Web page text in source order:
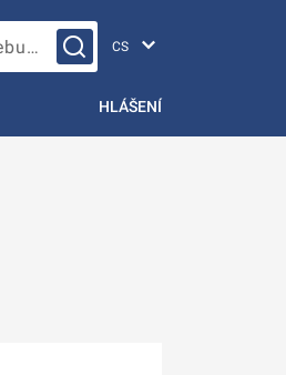
Vyhledávání na webu…
HLÁŠENÍ